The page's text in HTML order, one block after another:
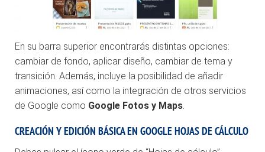
En su barra superior encontrarás distintas opciones:
cambiar de fondo, aplicar diseño, cambiar de tema y
transición. Además, incluye la posibilidad de añadir
animaciones, así como la integración de otros servicios
de Google como Google Fotos y Maps.
CREACIÓN Y EDICIÓN BÁSICA EN GOOGLE HOJAS DE CÁLCULO